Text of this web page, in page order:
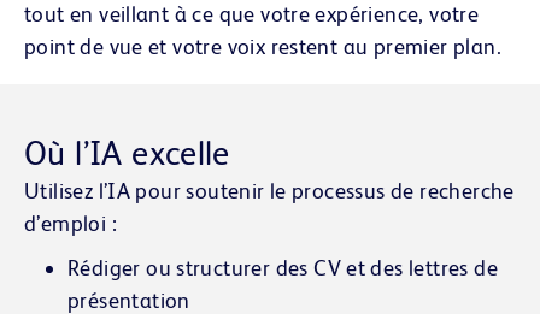
tout en veillant à ce que votre expérience, votre
point de vue et votre voix restent au premier plan.
Où l’IA excelle
Utilisez l’IA pour soutenir le processus de recherche
d’emploi :
Rédiger ou structurer des CV et des lettres de
présentation